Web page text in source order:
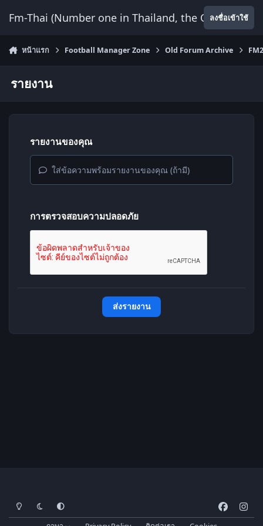
Fm-Thai (Number one in Thailand, the Onlyลงชื่อเข้าใช้
หน้าแรก Football Manager Zone Old Forum Archive
รายงาน
รายงานของคุณ
ใส่ข้อความพร้อมรายงานของคุณ (ถ้ามี)
การตรวจสอบความปลอดภัย
ส่งรายงาน
โหมดสว่างโหมดมืด การตั้งค่าระบบ
a
n